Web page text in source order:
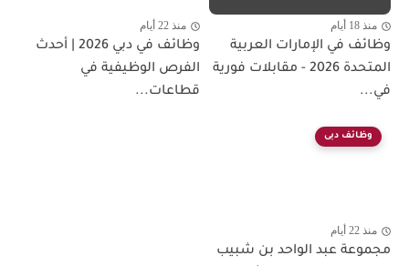
منذ 18 أيام
وظائف في الإمارات العربية
المتحدة 2026 - مقابلات فورية
في...
منذ 22 أيام
وظائف في دبي 2026 | أحدث
الفرص الوظيفية في
قطاعات...
وظائف دبى
منذ 22 أيام
مجموعة عبد الواحد بن شبيب